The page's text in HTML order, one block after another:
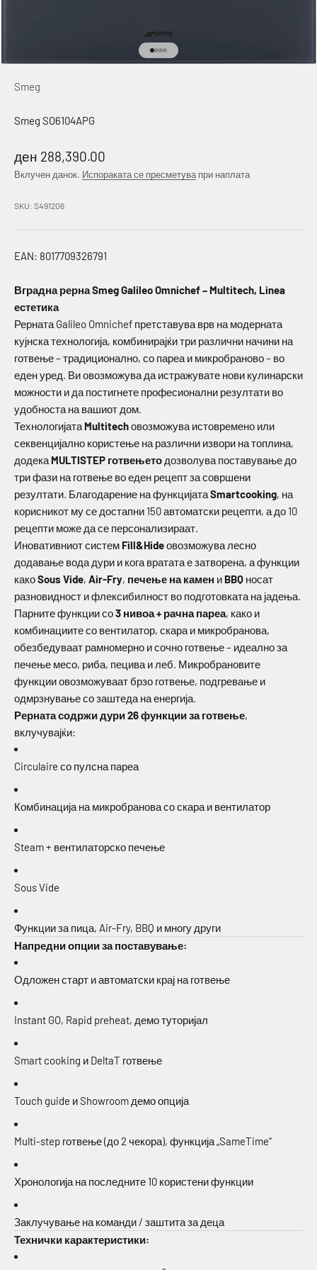
Idi na stavku 1
Idi na stavku 2
Idi na stavku 3
Idi na stavku 4
Smeg
Smeg SO6104APG
Намалена цена
ден 288,390.00
Вклучен данок. Испораката се пресметува при наплата
SKU: S491206
EAN: 8017709326791
Вградна рерна Smeg Galileo Omnichef – Multitech, Linea
естетика
Рерната Galileo Omnichef претставува врв на модерната
кујнска технологија, комбинирајќи три различни начини на
готвење – традиционално, со пареа и микробраново – во
еден уред. Ви овозможува да истражувате нови кулинарски
можности и да постигнете професионални резултати во
удобноста на вашиот дом.
Технологијата Multitechовозможува истовремено или
секвенцијално користење на различни извори на топлина,
додека MULTISTEP готвењето дозволува поставување до
три фази на готвење во еден рецепт за совршени
резултати. Благодарение на функцијатаSmartcooking, на
корисникот му се достапни 150 автоматски рецепти, а до 10
рецепти може да се персонализираат.
Иновативниот систем Fill&Hideовозможува лесно
додавање вода дури и кога вратата е затворена, а функции
какоSous Vide, Air-Fry, печење на камен и BBQ носат
разновидност и флексибилност во подготовката на јадења.
Парните функции со3 нивоа + рачна пареа, како и
комбинациите со вентилатор, скара и микробранова,
обезбедуваат рамномерно и сочно готвење – идеално за
печење месо, риба, пецива и леб. Микробрановите
функции овозможуваат брзо готвење, подгревање и
одмрзнување со заштеда на енергија.
Рерната содржи дури 26 функции за готвење,
вклучувајќи:
Circulaire со пулсна пареа
Комбинација на микробранова со скара и вентилатор
Steam + вентилаторско печење
Sous Vide
Функции за пица, Air-Fry, BBQ и многу други
Напредни опции за поставување:
Одложен старт и автоматски крај на готвење
Instant GO, Rapid preheat, демо туторијал
Smart cooking и DeltaT готвење
Touch guide и Showroom демо опција
Multi-step готвење (до 2 чекора), функција „SameTime“
Хронологија на последните 10 користени функции
Заклучување на команди / заштита за деца
Технички карактеристики: